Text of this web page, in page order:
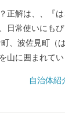
正解は、、『
日常使いにも
、波佐見町（
山に囲まれてい
アスパラガスな
自治体紹